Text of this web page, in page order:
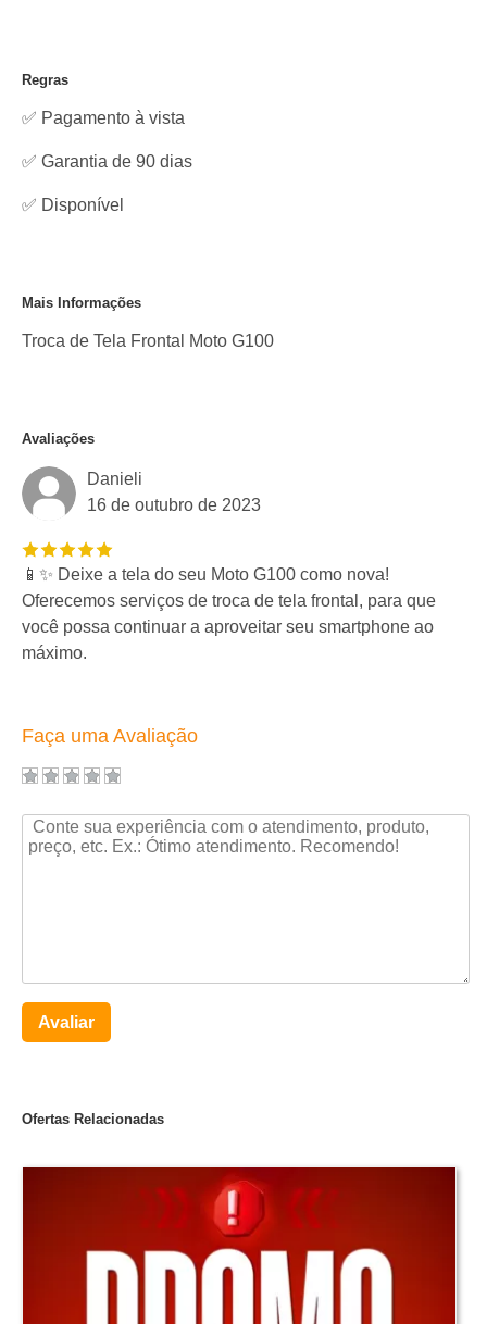
Regras
✅ Pagamento à vista
✅ Garantia de 90 dias
✅ Disponível
Mais Informações
Troca de Tela Frontal Moto G100
Avaliações
Danieli
16 de outubro de 2023
📱✨ Deixe a tela do seu Moto G100 como nova!
Oferecemos serviços de troca de tela frontal, para que
você possa continuar a aproveitar seu smartphone ao
máximo.
Faça uma Avaliação
Avaliar
Ofertas Relacionadas